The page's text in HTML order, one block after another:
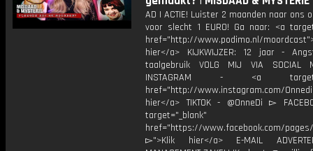
AD | ACTIE! Luister 2 maanden naar ons
voor slecht 1 EURO! Ga naar: <a
href="http://www.podimo.nl/
hier</a> KIJKWIJZER: 12 jaar -
taalgebruik VOLG MIJ VIA SOCIAL
INSTAGRAM - <a
href="http://www.instagram.com/
hier</a> TIKTOK - @OnneDi ▻
target="_blank"
href="https://www.facebook.com/pages/
▻">Klik hier</a> E-MAIL